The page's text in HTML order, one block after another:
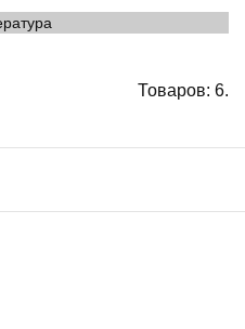
Товаров: 6.